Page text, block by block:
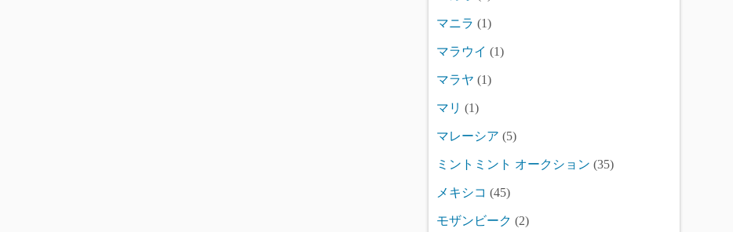
マニラ (1)
マラウイ (1)
マラヤ (1)
マリ (1)
マレーシア (5)
ミントミント オークション (35)
メキシコ (45)
モザンビーク (2)